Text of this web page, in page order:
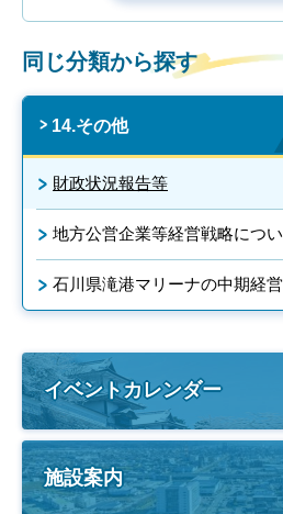
同じ分類から探す
14.その他
財政状況報告等
地方公営企業等経営戦略につ
石川県滝港マリーナの中期経
イベントカレンダー
施設案内